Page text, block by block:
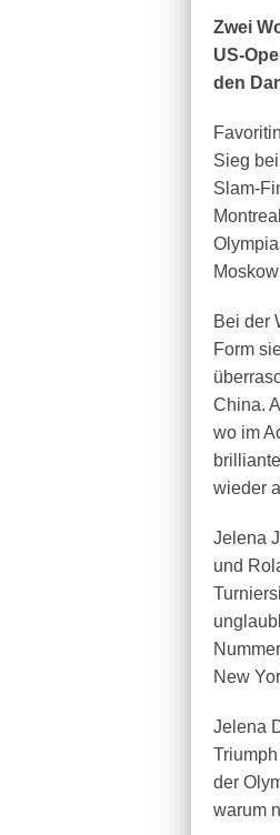
Zwei
US-
den
Sieg
Slam-
Bei der
Form
China.
wo im
wieder
Jelena
und
New
Jelena
der
warum